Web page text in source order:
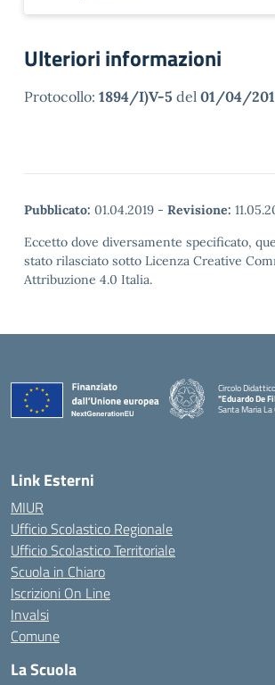
Ulteriori informazioni
Protocollo: 1894/I)V-5 del 01/04/
Pubblicato: 01.04.2019 - Revisione:
Eccetto dove diversamente specificato,
stato rilasciato sotto Licenza Creative
Attribuzione 4.0 Italia.
Circolo Didattico
"Eduardo De
Santa Maria La
Link Esterni
MIUR
Ufficio Scolastico Regionale
Ufficio Scolastico Territoriale
Scuola in Chiaro
Iscrizioni On Line
Invalsi
Comune
La Scuola